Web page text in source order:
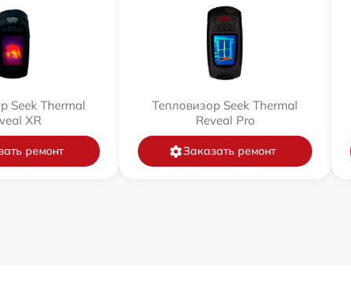
Seek Thermal
XR
ремонт
Тепловизор Seek Thermal
Reveal Pro
Заказать ремонт